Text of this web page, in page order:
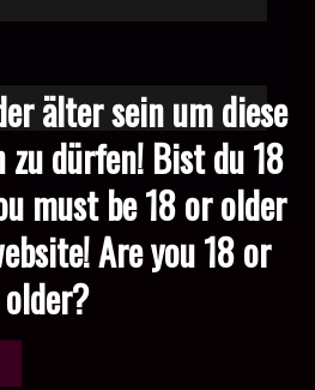
älter sein um diese
zu dürfen! Bist du 18
must be 18 or older
Are you 18 or
older?